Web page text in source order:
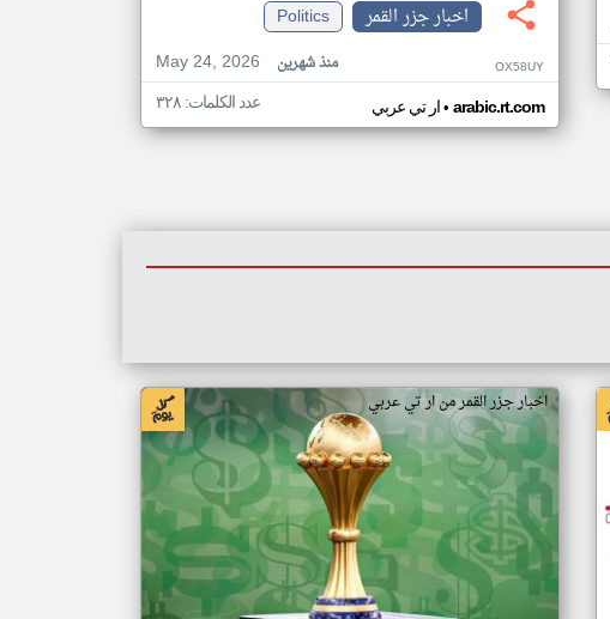
اخبار جزر القمر
Politics
May 24, 2026
منذ شهرين OX58UY
ار تي عربي• arabic.rt.com عدد الكلمات: ٣٢٨
اخبار جزر القمر من ار تي عربي